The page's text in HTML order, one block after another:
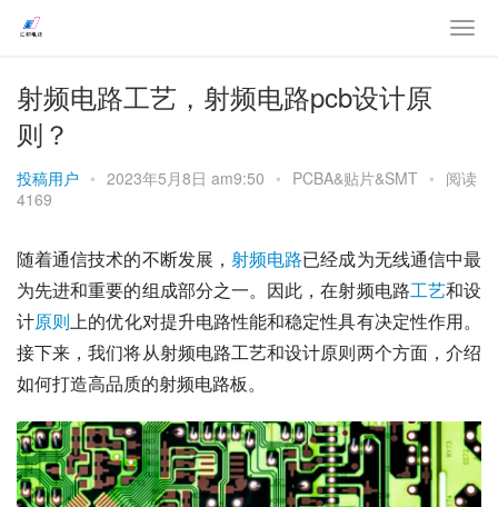
射频电路工艺，射频电路pcb设计原
则？
投稿用户 • 2023年5月8日 am9:50 • PCBA&贴片&SMT • 阅读
4169
随着通信技术的不断发展， 射频电路已经成为无线通信中最
为先进和重要的组成部分之一。因此，在射频电路工艺和设
计原则上的优化对提升电路性能和稳定性具有决定性作用。
接下来，我们将从射频电路工艺和设计原则两个方面，介绍
如何打造高品质的射频电路板。